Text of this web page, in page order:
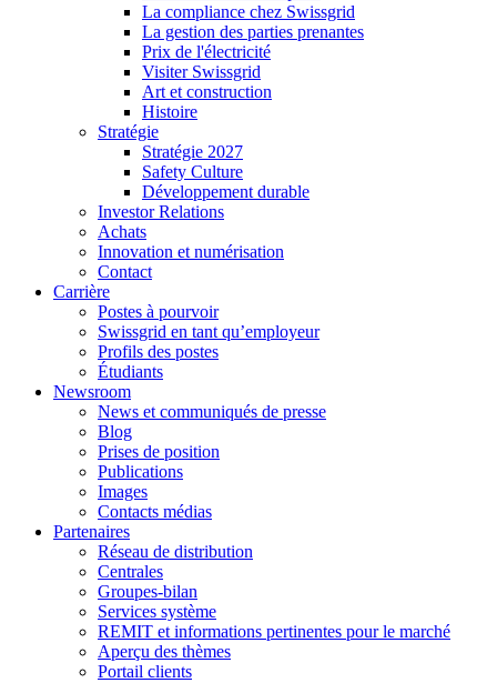
La compliance chez Swissgrid
La gestion des parties prenantes
Prix de l'électricité
Visiter Swissgrid
Art et construction
Histoire
Stratégie
Stratégie 2027
Safety Culture
Développement durable
Investor Relations
Achats
Innovation et numérisation
Contact
Carrière
Postes à pourvoir
Swissgrid en tant qu’employeur
Profils des postes
Étudiants
Newsroom
News et communiqués de presse
Blog
Prises de position
Publications
Images
Contacts médias
Partenaires
Réseau de distribution
Centrales
Groupes-bilan
Services système
REMIT et informations pertinentes pour le marché
Aperçu des thèmes
Portail clients